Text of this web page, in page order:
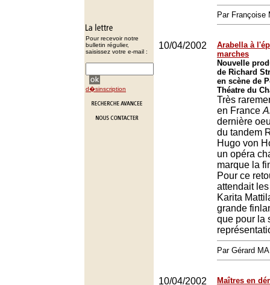
Pour recevoir notre
bulletin régulier,
saisissez votre e-mail :
d�sinscription
Par Françoise
10/04/2002
Arabella à
marches
Nouvelle
de Richard
en scène de
Théatre du
Très
en France
dernière
du tandem
Hugo von
un opéra
marque la
Pour ce
attendait
Karita
grande
que pour la
Par Gérard
10/04/2002
Maîtres en